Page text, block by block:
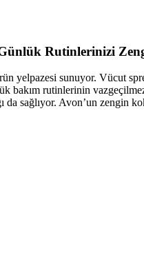
Rutinlerinizi
yelpazesi sunuyor. Vücut
rutinlerinin
sağlıyor. Avon’un zengin